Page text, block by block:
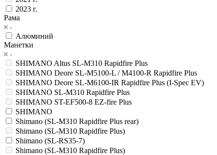
2023 г.
Рама
Алюминий
Манетки
SHIMANO Altus SL-M310 Rapidfire Plus
SHIMANO Deore SL-M5100-L / M4100-R Rapidfire Plus
SHIMANO Deore SL-M6100-IR Rapidfire Plus (I-Spec EV)
SHIMANO SL-M310 Rapidfire Plus
SHIMANO ST-EF500-8 EZ-fire Plus
SHIMANO
Shimano (SL-M310 Rapidfire Plus rear)
Shimano (SL-M310 Rapidfire Plus)
Shimano (SL-RS35-7)
Shimano (SL-M310 Rapidfire Plus)